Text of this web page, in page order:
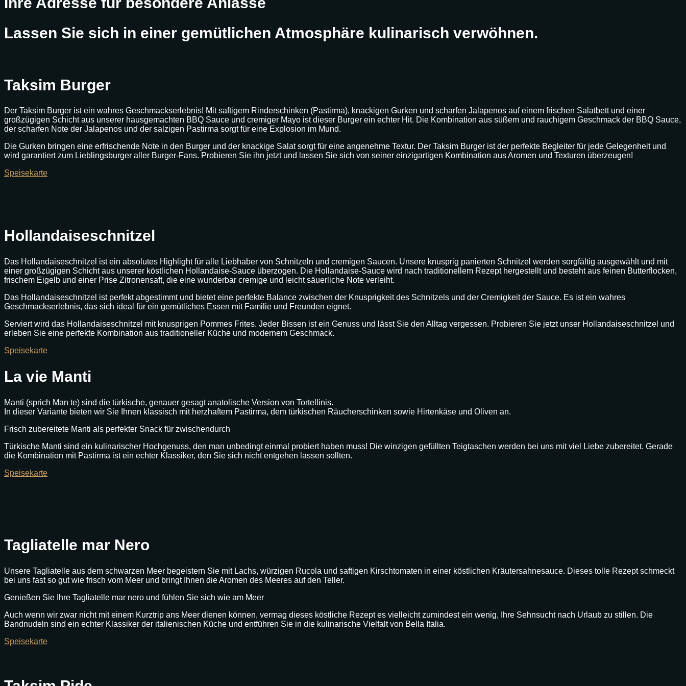
Lassen Sie sich in einer gemütlichen Atmosphäre kulinarisch verwöhnen.
Taksim Burger
Der Taksim Burger ist ein wahres Geschmackserlebnis! Mit saftigem Rinderschinken (Pastirma), knackigen Gurken und scharfen Jalapenos auf einem frischen Salatbett und einer
großzügigen Schicht aus unserer hausgemachten BBQ Sauce und cremiger Mayo ist dieser Burger ein echter Hit. Die Kombination aus süßem und rauchigem Geschmack der BBQ Sauce,
der scharfen Note der Jalapenos und der salzigen Pastirma sorgt für eine Explosion im Mund.
Die Gurken bringen eine erfrischende Note in den Burger und der knackige Salat sorgt für eine angenehme Textur. Der Taksim Burger ist der perfekte Begleiter für jede Gelegenheit und
wird garantiert zum Lieblingsburger aller Burger-Fans. Probieren Sie ihn jetzt und lassen Sie sich von seiner einzigartigen Kombination aus Aromen und Texturen überzeugen!
Speisekarte
Hollandaiseschnitzel
Das Hollandaiseschnitzel ist ein absolutes Highlight für alle Liebhaber von Schnitzeln und cremigen Saucen. Unsere knusprig panierten Schnitzel werden sorgfältig ausgewählt und mit
einer großzügigen Schicht aus unserer köstlichen Hollandaise-Sauce überzogen. Die Hollandaise-Sauce wird nach traditionellem Rezept hergestellt und besteht aus feinen Butterflocken,
frischem Eigelb und einer Prise Zitronensaft, die eine wunderbar cremige und leicht säuerliche Note verleiht.
Das Hollandaiseschnitzel ist perfekt abgestimmt und bietet eine perfekte Balance zwischen der Knusprigkeit des Schnitzels und der Cremigkeit der Sauce. Es ist ein wahres
Geschmackserlebnis, das sich ideal für ein gemütliches Essen mit Familie und Freunden eignet.
Serviert wird das Hollandaiseschnitzel mit knusprigen Pommes Frites. Jeder Bissen ist ein Genuss und lässt Sie den Alltag vergessen. Probieren Sie jetzt unser Hollandaiseschnitzel und
erleben Sie eine perfekte Kombination aus traditioneller Küche und modernem Geschmack.
Speisekarte
La vie Manti
Manti (sprich Man te) sind die türkische, genauer gesagt anatolische Version von Tortellinis.
In dieser Variante bieten wir Sie Ihnen klassisch mit herzhaftem Pastirma, dem türkischen Räucherschinken sowie Hirtenkäse und Oliven an.
Frisch zubereitete Manti als perfekter Snack für zwischendurch
Türkische Manti sind ein kulinarischer Hochgenuss, den man unbedingt einmal probiert haben muss! Die winzigen gefüllten Teigtaschen werden bei uns mit viel Liebe zubereitet. Gerade
die Kombination mit Pastirma ist ein echter Klassiker, den Sie sich nicht entgehen lassen sollten.
Speisekarte
Tagliatelle mar Nero
Unsere Tagliatelle aus dem schwarzen Meer begeistern Sie mit Lachs, würzigen Rucola und saftigen Kirschtomaten in einer köstlichen Kräutersahnesauce. Dieses tolle Rezept schmeckt
bei uns fast so gut wie frisch vom Meer und bringt Ihnen die Aromen des Meeres auf den Teller.
Genießen Sie Ihre Tagliatelle mar nero und fühlen Sie sich wie am Meer
Auch wenn wir zwar nicht mit einem Kurztrip ans Meer dienen können, vermag dieses köstliche Rezept es vielleicht zumindest ein wenig, Ihre Sehnsucht nach Urlaub zu stillen. Die
Bandnudeln sind ein echter Klassiker der italienischen Küche und entführen Sie in die kulinarische Vielfalt von Bella Italia.
Speisekarte